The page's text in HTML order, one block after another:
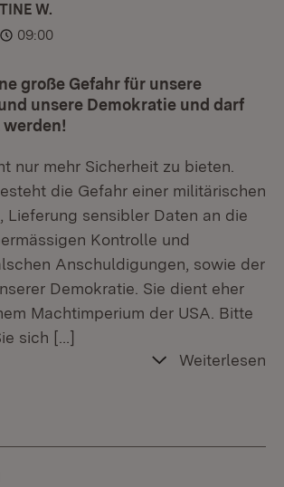
W.
09:00
große Gefahr für unsere
unsere Demokratie und darf
nur mehr Sicherheit zu bieten.
die Gefahr einer militärischen
Lieferung sensibler Daten an die
Kontrolle und
Anschuldigungen, sowie der
Demokratie. Sie dient eher
Machtimperium der USA. Bitte
sich […]
Weiterlesen